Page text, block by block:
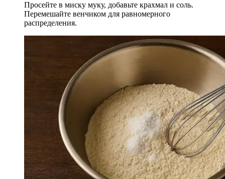
Просейте в миску муку, добавьте крахмал и соль.
Перемешайте венчиком для равномерного
распределения.